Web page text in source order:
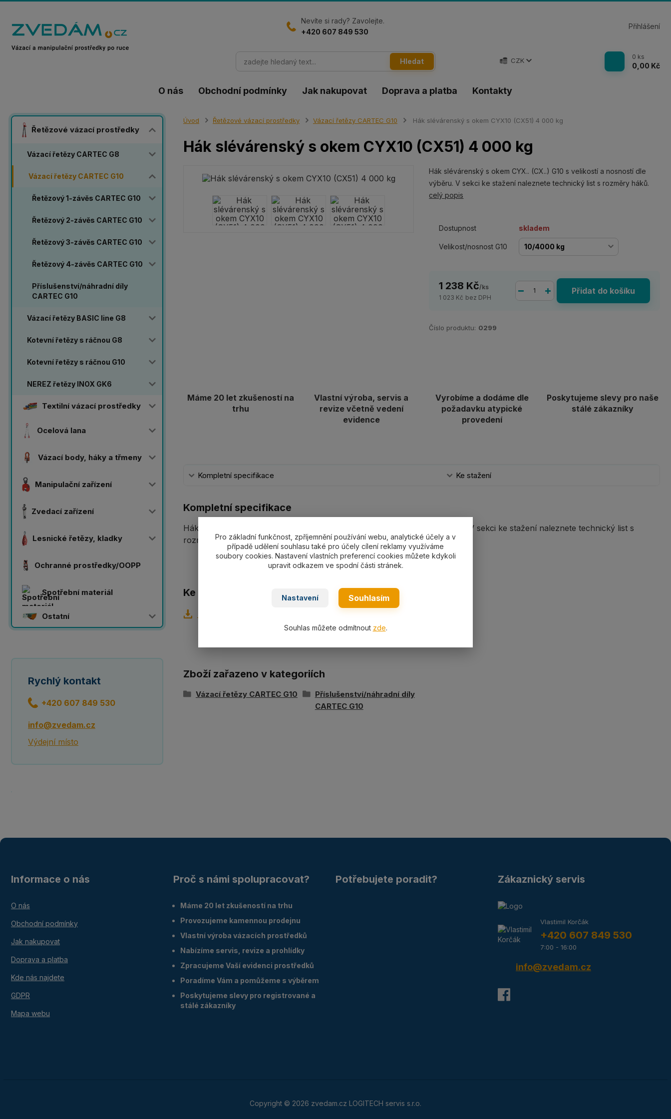
O nás Obchodní podmínky Jak nakupovat Doprava a platba Kontakty
CZK
Přihlášení
Hledat
Nevíte si rady? Zavolejte.
+420 607 849 530
0 ks
0,00 Kč
Řetězové vázací prostředky
Vázací řetězy CARTEC G8
Vázací řetězy CARTEC G10
Řetězový 1-závěs CARTEC G10
Řetězový 2-závěs CARTEC G10
Řetězový 3-závěs CARTEC G10
Řetězový 4-závěs CARTEC G10
Příslušenství/náhradní díly
CARTEC G10
Vázací řetězy BASIC line G8
Kotevní řetězy s ráčnou G8
Kotevní řetězy s ráčnou G10
NEREZ řetězy INOX GK6
Textilní vázací prostředky
Ocelová lana
Vázací body, háky a třmeny
Manipulační zařízení
Zvedací zařízení
Lesnické řetězy, kladky
Ochranné prostředky/OOPP
Spotřební materiál
Ostatní
Rychlý kontakt
+420 607 849 530
info@zvedam.cz
Výdejní místo
Úvod Řetězové vázací prostředky Vázací řetězy CARTEC G10 Hák slévárenský s okem CYX10 (CX51) 4 000 kg
Hák slévárenský s okem CYX10 (CX51) 4 000 kg
Hák slévárenský s okem CYX.. (CX..) G10 s velikostí a nosností dle
výběru. V sekci ke stažení naleznete technický list s rozměry háků.
celý popis
Dostupnost skladem
Velikost/nosnost G10
1 238 Kč/ks
1 023 Kč bez DPH
Přidat do košíku
Číslo produktu: 0299
Máme 20 let zkušeností na
trhu
Vlastní výroba, servis a
revize včetně vedení
evidence
Vyrobíme a dodáme dle
požadavku atypické
provedení
Poskytujeme slevy pro naše
stálé zákazníky
Kompletní specifikace Ke stažení
Kompletní specifikace
Hák slévárenský s okem CYX.. (CX..) G10 s velikostí a nosností dle výběru. V sekci ke stažení naleznete technický list s
rozměry háků.
Ke stažení
Zboží zařazeno v kategoriích
Vázací řetězy CARTEC G10
Příslušenství/náhradní díly
CARTEC G10
Informace o nás
O nás
Obchodní podmínky
Jak nakupovat
Doprava a platba
Kde nás najdete
GDPR
Mapa webu
Proč s námi spolupracovat?
Máme 20 let zkušeností na trhu
Provozujeme kamennou prodejnu
Vlastní výroba vázacích prostředků
Nabízíme servis, revize a prohlídky
Zpracujeme Vaší evidenci prostředků
Poradíme Vám a pomůžeme s výběrem
Poskytujeme slevy pro registrované a
stálé zákazníky
Potřebujete poradit? Zákaznický servis
Vlastimil Korčák
+420 607 849 530
7:00 - 16:00
info@zvedam.cz
Copyright © 2026 zvedam.cz LOGITECH servis s.r.o.
Pro základní funkčnost, zpříjemnění používání webu, analytické účely a v
případě udělení souhlasu také pro účely cílení reklamy využíváme
soubory cookies. Nastavení vlastních preferencí cookies můžete kdykoli
upravit odkazem ve spodní části stránek.
Nastavení Souhlasím
Souhlas můžete odmítnout zde.